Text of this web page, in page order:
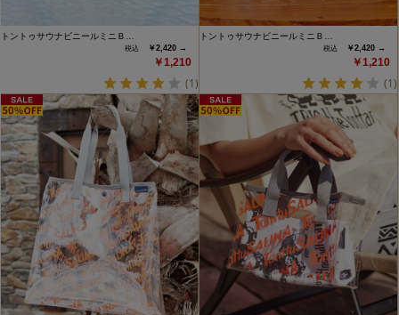
トントゥサウナビニールミニＢ…
￥2,420 →
￥1,210
(1)
トントゥサウナビニールミニＢ…
￥2,420 →
￥1,210
(1)